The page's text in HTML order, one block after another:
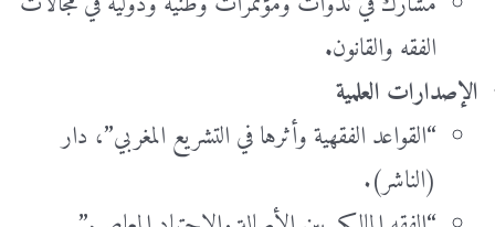
الفقه والقانون.
الإصدارات العلمية
“القواعد الفقهية وأثرها في التشريع المغربي”، دار
(الناشر).